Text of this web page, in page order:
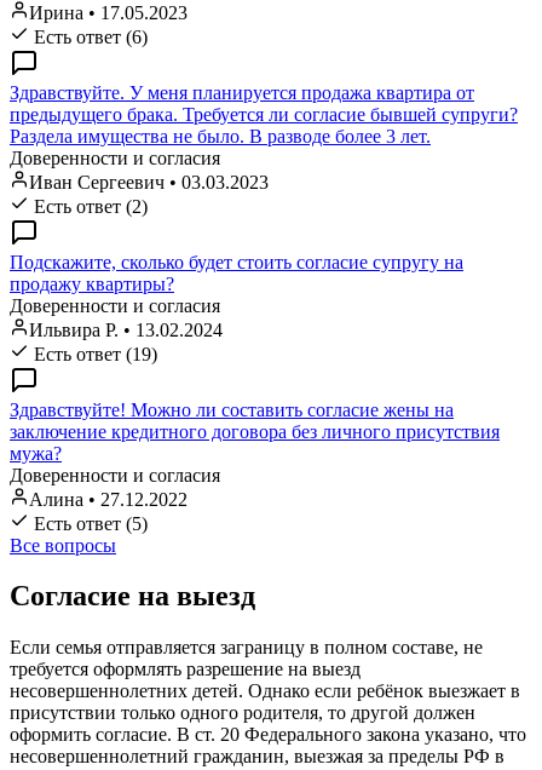
Ирина • 17.05.2023
Есть ответ (6)
Здравствуйте. У меня планируется продажа квартира от
предыдущего брака. Требуется ли согласие бывшей супруги?
Раздела имущества не было. В разводе более 3 лет.
Доверенности и согласия
Иван Сергеевич • 03.03.2023
Есть ответ (2)
Подскажите, сколько будет стоить согласие супругу на
продажу квартиры?
Доверенности и согласия
Ильвира Р. • 13.02.2024
Есть ответ (19)
Здравствуйте! Можно ли составить согласие жены на
заключение кредитного договора без личного присутствия
мужа?
Доверенности и согласия
Алина • 27.12.2022
Есть ответ (5)
Все вопросы
Согласие на выезд
Если семья отправляется заграницу в полном составе, не
требуется оформлять разрешение на выезд
несовершеннолетних детей. Однако если ребёнок выезжает в
присутствии только одного родителя, то другой должен
оформить согласие. В ст. 20 Федерального закона указано, что
несовершеннолетний гражданин, выезжая за пределы РФ в